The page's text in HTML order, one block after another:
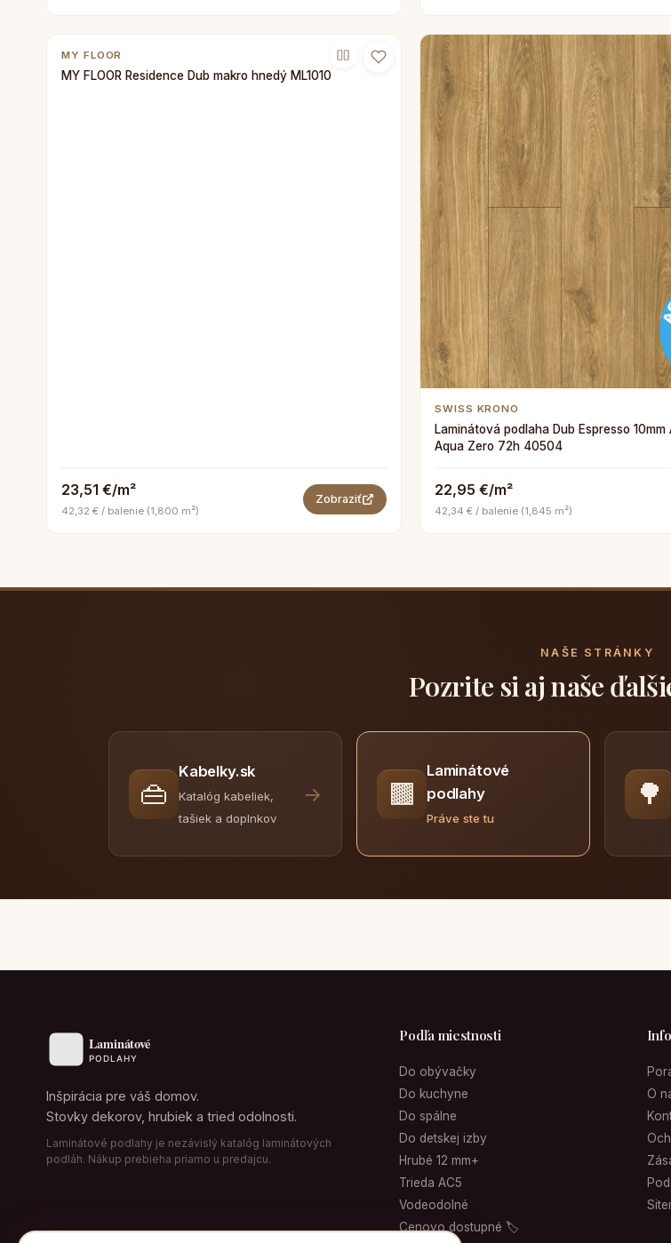
MY FLOOR
MY FLOOR Residence Dub makro hnedý ML1010
23,51 €/m²
42,32 € / balenie (1,800 m²)
Zobraziť
SWISS KRONO
Laminátová podlaha Dub Espresso 10mm
Aqua Zero 72h 40504
22,95 €/m²
42,34 € / balenie (1,845 m²)
NAŠE STRÁNKY
Pozrite si aj naše
👜
Kabelky.sk
Katalóg kabeliek,
tašiek a doplnkov
→ 🟫
Laminátové
podlahy
Práve ste tu
🌳
Inšpirácia pre váš domov.
Stovky dekorov, hrubiek a tried odolnosti.
Laminátové podlahy je nezávislý katalóg laminátových
podláh. Nákup prebieha priamo u predajcu.
Podľa miestnosti
Do obývačky
Do kuchyne
Do spálne
Do detskej izby
Hrubé 12 mm+
Trieda AC5
Vodeodolné
Cenovo dostupné 🏷
Info
O